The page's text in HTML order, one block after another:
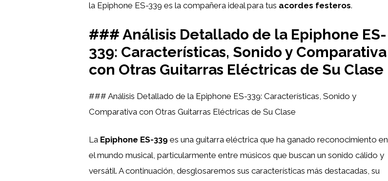
la Epiphone ES-339 es la compañera ideal para tus acordes festeros.
### Análisis Detallado de la Epiphone ES-
339: Características, Sonido y Comparativa
con Otras Guitarras Eléctricas de Su Clase
### Análisis Detallado de la Epiphone ES-339: Características, Sonido y
Comparativa con Otras Guitarras Eléctricas de Su Clase
La Epiphone ES-339 es una guitarra eléctrica que ha ganado reconocimiento en
el mundo musical, particularmente entre músicos que buscan un sonido cálido y
versátil. A continuación, desglosaremos sus características más destacadas, su